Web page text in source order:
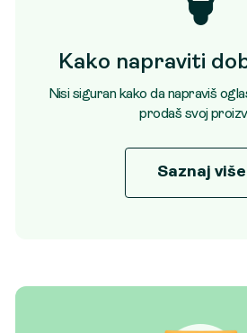
Kako napraviti
Nisi siguran kako da napraviš
prodaš svoj
Saznaj više